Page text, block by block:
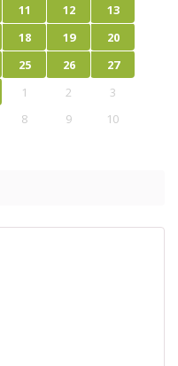
11 12
13
18 19
20
25 26
27
1 2
3
8 9 10